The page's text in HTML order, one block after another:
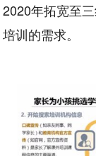
2020年拓宽至
培训的需求。